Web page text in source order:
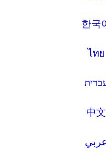
한국
ไทย
中文
عربي